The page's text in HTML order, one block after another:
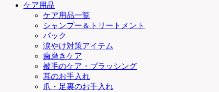
ケア用品
ケア用品一覧
シャンプー＆トリートメント
パック
涙やけ対策アイテム
歯磨きケア
被毛のケア・ブラッシング
耳のお手入れ
爪・足裏のお手入れ